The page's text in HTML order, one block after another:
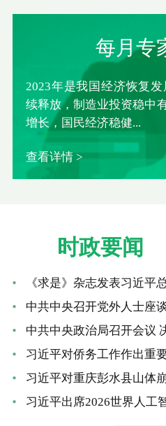
每月专
2023年是我国经济恢复
续释放，制造业投资稳中
增长，国民经济稳健...
查看详情 >
时政要闻
习近平对侨务工作作出重